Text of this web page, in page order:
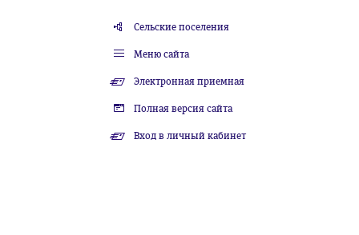
Сельские поселения
Меню сайта
Электронная приемная
Полная версия сайта
Вход в личный кабинет